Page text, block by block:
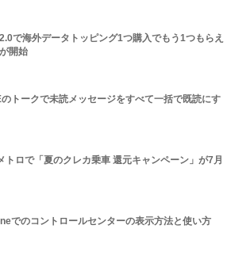
で海外データトッピング1つ購入でもう1つもらえ
開始
のトークで未読メッセージをすべて一括で既読にす
トロで「夏のクレカ乗車 還元キャンペーン」が7月
でのコントロールセンターの表示方法と使い方